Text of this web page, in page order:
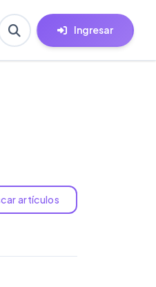
Ingresar
artículos